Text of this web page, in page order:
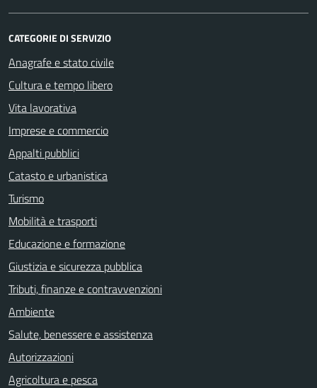
CATEGORIE DI SERVIZIO
Anagrafe e stato civile
Cultura e tempo libero
Vita lavorativa
Imprese e commercio
Appalti pubblici
Catasto e urbanistica
Turismo
Mobilità e trasporti
Educazione e formazione
Giustizia e sicurezza pubblica
Tributi, finanze e contravvenzioni
Ambiente
Salute, benessere e assistenza
Autorizzazioni
Agricoltura e pesca